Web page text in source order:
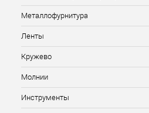
Металлофурнитура
Ленты
Кружево
Молнии
Инструменты